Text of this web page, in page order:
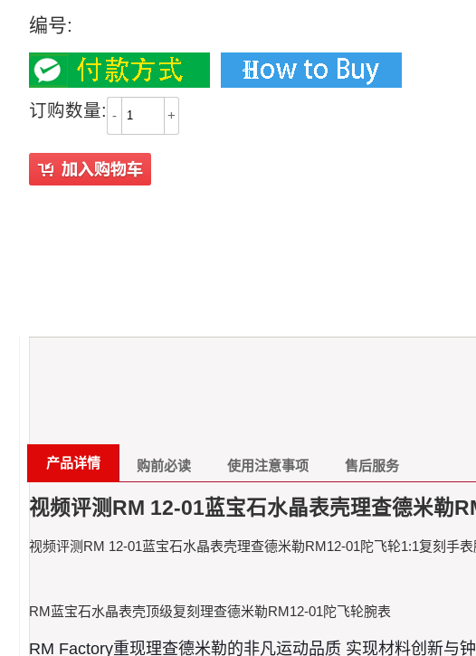
编号:
订购数量: - +
产品详情 购前必读 使用注意事项 售后服务
视频评测RM 12-01蓝宝石水晶表壳理查德米勒
视频评测RM 12-01蓝宝石水晶表壳理查德米勒RM12-01陀飞轮1:1复刻手表
RM蓝宝石水晶表壳顶级复刻理查德米勒RM12-01陀飞轮腕表
RM Factory重现理查德米勒的非凡运动品质 实现材料创新与